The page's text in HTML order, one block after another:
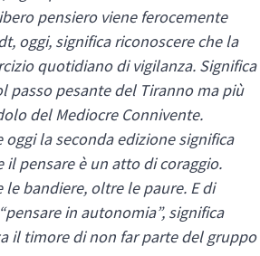
pensiero viene ferocemente
oggi, significa riconoscere che la
quotidiano di vigilanza. Significa
passo pesante del Tiranno ma più
del Mediocre Connivente.
la seconda edizione significa
pensare è un atto di coraggio.
bandiere, oltre le paure. E di
in autonomia”, significa
il timore di non far parte del gruppo